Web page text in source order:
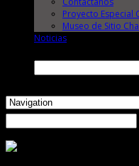
Proyecto Especial
Museo de Sitio
Noticias